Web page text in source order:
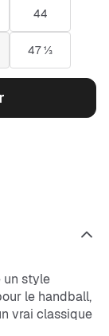
44
47 ⅓
un style
le handball,
vrai classique
des